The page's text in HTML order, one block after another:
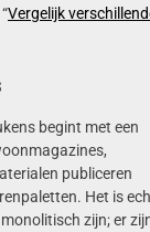
Vergelijk
begint met een
publiceren
Het is
zijn; er